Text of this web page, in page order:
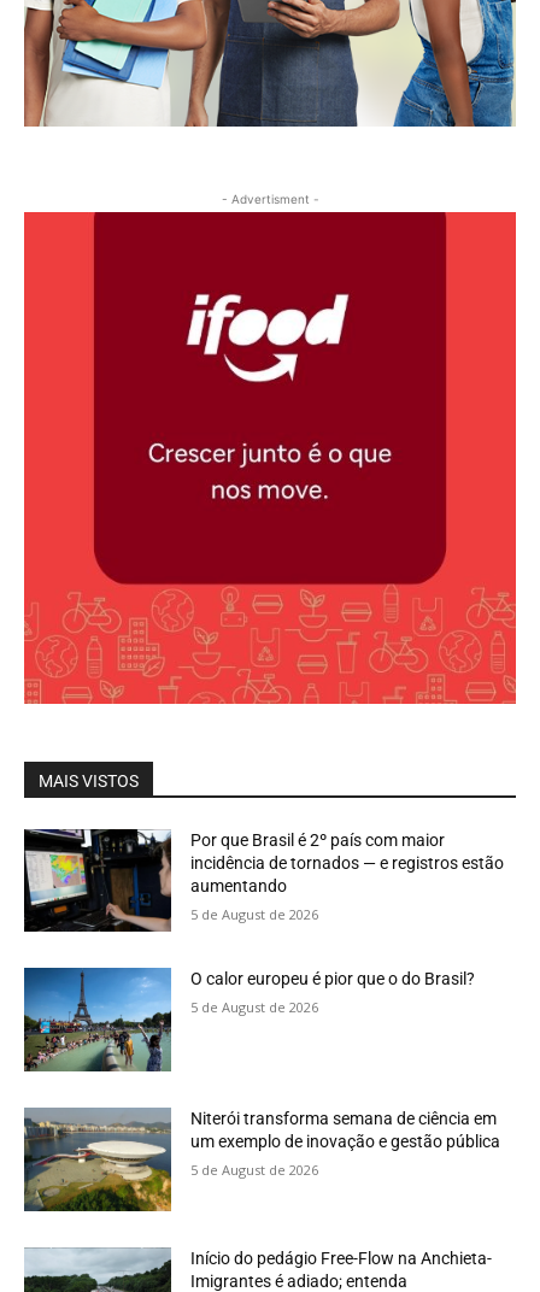
- Advertisment -
MAIS VISTOS
Por que Brasil é 2º país com maior
incidência de tornados — e registros estão
aumentando
5 de August de 2026
O calor europeu é pior que o do Brasil?
5 de August de 2026
Niterói transforma semana de ciência em
um exemplo de inovação e gestão pública
5 de August de 2026
Início do pedágio Free-Flow na Anchieta-
Imigrantes é adiado; entenda